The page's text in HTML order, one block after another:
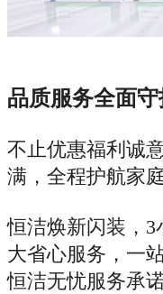
品质服务全面
不止优惠福利诚
满，全程护航家
恒洁焕新闪装，
大省心服务，一
恒洁无忧服务承